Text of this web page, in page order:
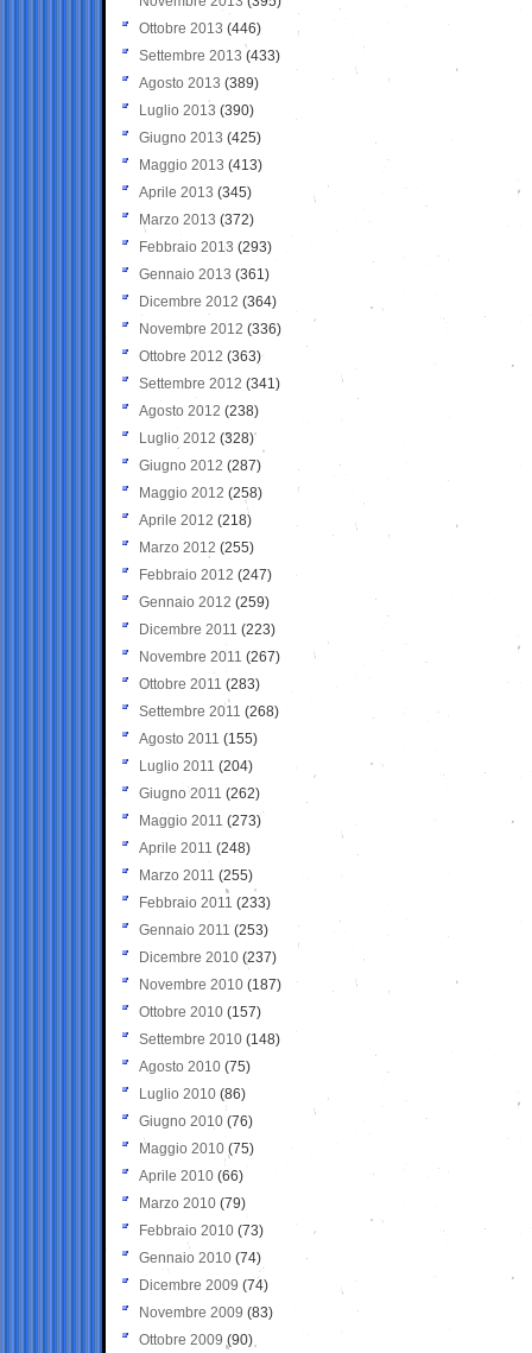
Ottobre 2013 (446)
Settembre 2013 (433)
Agosto 2013 (389)
Luglio 2013 (390)
Giugno 2013 (425)
Maggio 2013 (413)
Aprile 2013 (345)
Marzo 2013 (372)
Febbraio 2013 (293)
Gennaio 2013 (361)
Dicembre 2012 (364)
Novembre 2012 (336)
Ottobre 2012 (363)
Settembre 2012 (341)
Agosto 2012 (238)
Luglio 2012 (328)
Giugno 2012 (287)
Maggio 2012 (258)
Aprile 2012 (218)
Marzo 2012 (255)
Febbraio 2012 (247)
Gennaio 2012 (259)
Dicembre 2011 (223)
Novembre 2011 (267)
Ottobre 2011 (283)
Settembre 2011 (268)
Agosto 2011 (155)
Luglio 2011 (204)
Giugno 2011 (262)
Maggio 2011 (273)
Aprile 2011 (248)
Marzo 2011 (255)
Febbraio 2011 (233)
Gennaio 2011 (253)
Dicembre 2010 (237)
Novembre 2010 (187)
Ottobre 2010 (157)
Settembre 2010 (148)
Agosto 2010 (75)
Luglio 2010 (86)
Giugno 2010 (76)
Maggio 2010 (75)
Aprile 2010 (66)
Marzo 2010 (79)
Febbraio 2010 (73)
Gennaio 2010 (74)
Dicembre 2009 (74)
Novembre 2009 (83)
Ottobre 2009 (90)